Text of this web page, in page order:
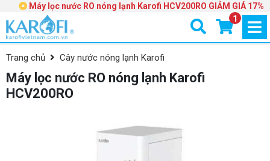
Máy lọc nước RO nóng lạnh Karofi HCV200RO GIẢM GIÁ 17%
1
Trang chủ Cây nước nóng lạnh Karofi
Máy lọc nước RO nóng lạnh Karofi
HCV200RO